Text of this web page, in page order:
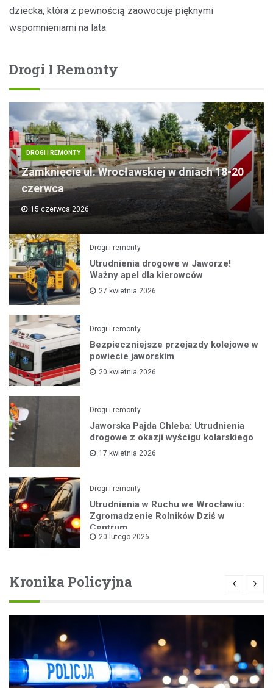
dziecka, która z pewnością zaowocuje pięknymi
wspomnieniami na lata.
Drogi I Remonty
DROGI I REMONTY
Zamknięcie ul. Wrocławskiej w dniach 18-20
czerwca
15 czerwca 2026
Drogi i remonty
Utrudnienia drogowe w Jaworze!
Ważny apel dla kierowców
27 kwietnia 2026
Drogi i remonty
Bezpieczniejsze przejazdy kolejowe w
powiecie jaworskim
20 kwietnia 2026
Drogi i remonty
Jaworska Pajda Chleba: Utrudnienia
drogowe z okazji wyścigu kolarskiego
17 kwietnia 2026
Drogi i remonty
Utrudnienia w Ruchu we Wrocławiu:
Zgromadzenie Rolników Dziś w
Centrum
20 lutego 2026
Kronika Policyjna